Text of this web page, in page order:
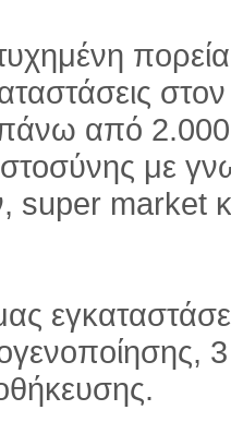
από 2.000
με
super market